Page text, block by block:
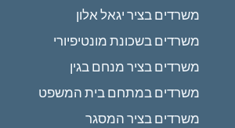
משרדים בציר יגאל אלון
משרדים בשכונת מונטיפיורי
משרדים בציר מנחם בגין
משרדים במתחם בית המשפט
משרדים בציר המסגר